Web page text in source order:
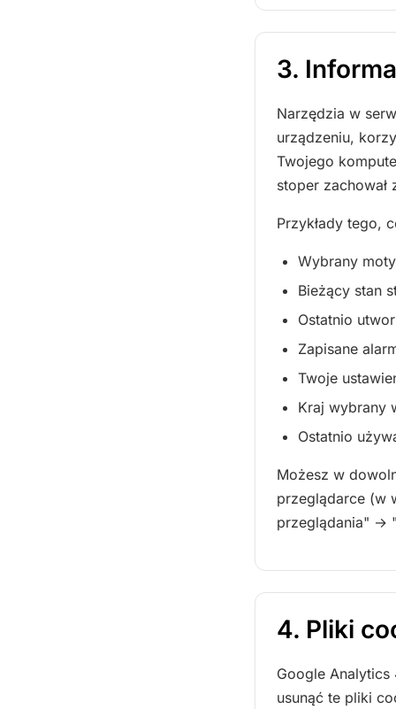
3.
Narzędzia w
urządzeniu,
Twojego
stoper
Przykłady tego,
Wybrany
Bieżący stan
Ostatnio
Zapisane
Twoje
Kraj wybrany
Ostatnio
Możesz w
przeglądarce (w
przeglądania" →
4. Pliki
Google
usunąć te pliki